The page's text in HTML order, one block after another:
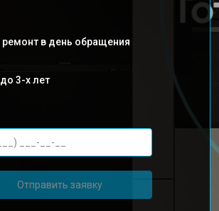
ремонт в день обращения
3-х лет
Отправить заявку